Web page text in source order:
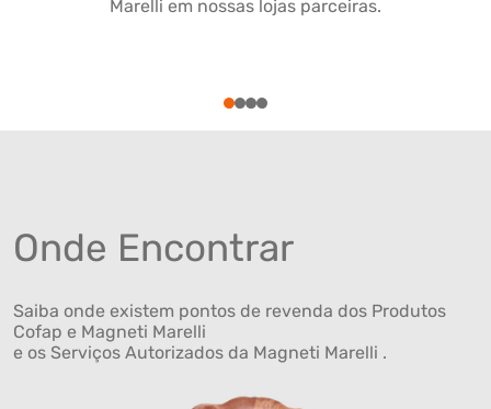
Marelli em nossas lojas parceiras.
1234
Onde Encontrar
Saiba onde existem pontos de revenda dos Produtos
Cofap e Magneti Marelli
e os Serviços Autorizados da Magneti Marelli .